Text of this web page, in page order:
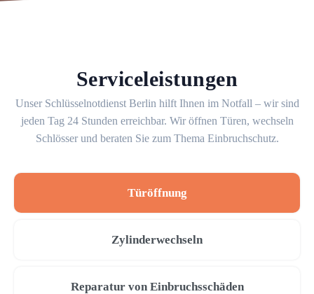
Serviceleistungen
Unser Schlüsselnotdienst Berlin hilft Ihnen im Notfall – wir sind
jeden Tag 24 Stunden erreichbar. Wir öffnen Türen, wechseln
Schlösser und beraten Sie zum Thema Einbruchschutz.
Türöffnung
Zylinderwechseln
Reparatur von Einbruchsschäden